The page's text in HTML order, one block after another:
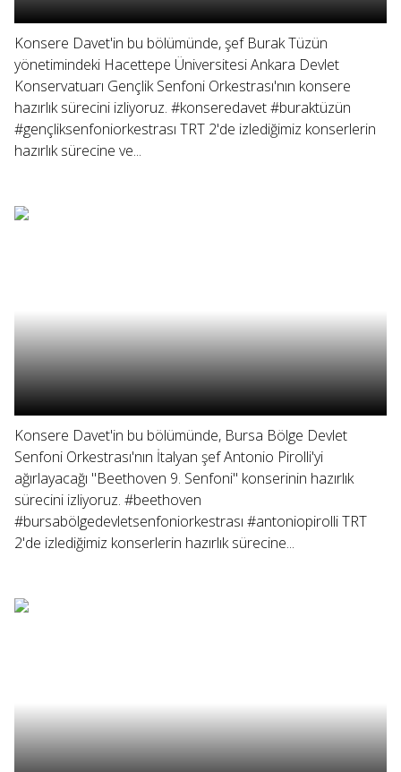
Konsere Davet'in bu bölümünde, şef Burak Tüzün
yönetimindeki Hacettepe Üniversitesi Ankara Devlet
Konservatuarı Gençlik Senfoni Orkestrası'nın konsere
hazırlık sürecini izliyoruz. #konseredavet #buraktüzün
#gençliksenfoniorkestrası TRT 2'de izlediğimiz konserlerin
hazırlık sürecine ve...
Konsere Davet'in bu bölümünde, Bursa Bölge Devlet
Senfoni Orkestrası'nın İtalyan şef Antonio Pirolli'yi
ağırlayacağı "Beethoven 9. Senfoni" konserinin hazırlık
sürecini izliyoruz. #beethoven
#bursabölgedevletsenfoniorkestrası #antoniopirolli TRT
2'de izlediğimiz konserlerin hazırlık sürecine...